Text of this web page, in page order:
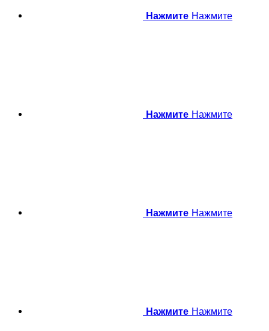
Нажмите Нажмите
Нажмите Нажмите
Нажмите Нажмите
Нажмите Нажмите